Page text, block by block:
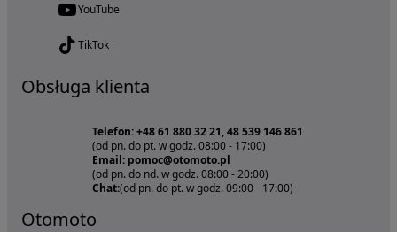
YouTube
TikTok
Obsługa klienta
Telefon: +48 61 880 32 21, 48 539 146 861
(od pn. do pt. w godz. 08:00 - 17:00)
Email: pomoc@otomoto.pl
(od pn. do nd. w godz. 08:00 - 20:00)
Chat:(od pn. do pt. w godz. 09:00 - 17:00)
Otomoto